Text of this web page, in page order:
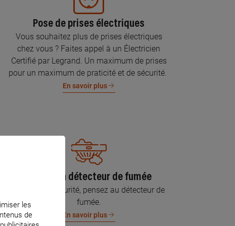
Pose de prises électriques
Vous souhaitez plus de prises électriques
chez vous ? Faites appel à un Électricien
Certifié par Legrand. Un maximum de prises
pour un maximum de praticité et de sécurité.
En savoir plus
Pose d’un détecteur de fumée
Pour votre sécurité, pensez au détecteur de
fumée.
En savoir plus
les
de